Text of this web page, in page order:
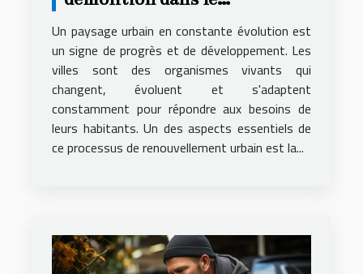
renouvellement urbain
Un paysage urbain en constante évolution est
un signe de progrès et de développement. Les
villes sont des organismes vivants qui
changent, évoluent et s'adaptent
constamment pour répondre aux besoins de
leurs habitants. Un des aspects essentiels de
ce processus de renouvellement urbain est la...